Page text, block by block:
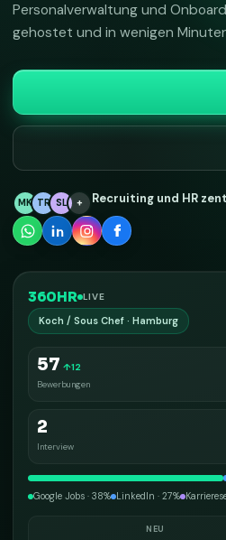
Personalverwaltung und
gehostet und in wenigen
MK TR SL + Recruiting und HR
360HR LIVE
Koch / Sous Chef · Hamburg
57 ↑12
Bewerbungen
2
Interview
Google Jobs · 38% LinkedIn · 27%
NEU